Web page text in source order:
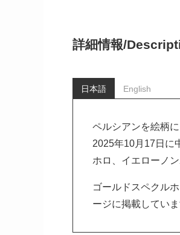
詳細情報/
日本語 English
ペルシアンを絵柄
2025年10月17日に
ホロ、イエローノ
ゴールドスペクルホ
ージに掲載していま